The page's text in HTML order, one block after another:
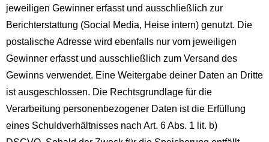
jeweiligen Gewinner erfasst und ausschließlich zur
Berichterstattung (Social Media, Heise intern) genutzt. Die
postalische Adresse wird ebenfalls nur vom jeweiligen
Gewinner erfasst und ausschließlich zum Versand des
Gewinns verwendet. Eine Weitergabe deiner Daten an Dritte
ist ausgeschlossen. Die Rechtsgrundlage für die
Verarbeitung personenbezogener Daten ist die Erfüllung
eines Schuldverhältnisses nach Art. 6 Abs. 1 lit. b)